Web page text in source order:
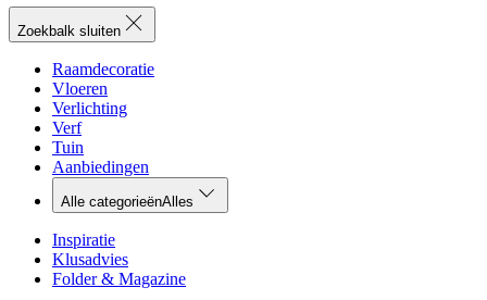
Zoekbalk sluiten
Raamdecoratie
Vloeren
Verlichting
Verf
Tuin
Aanbiedingen
Alle categorieënAlles
Inspiratie
Klusadvies
Folder & Magazine